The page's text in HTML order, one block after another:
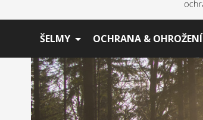
ŠELMY OCHRANA & OHROŽENÍ